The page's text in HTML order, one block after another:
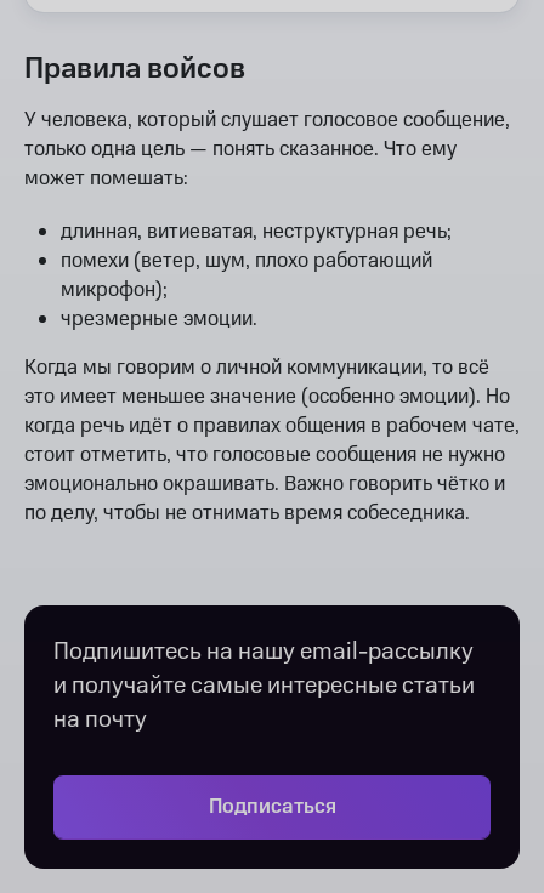
Правила войсов
У человека, который слушает голосовое сообщение,
только одна цель — понять сказанное. Что ему
может помешать:
длинная, витиеватая, неструктурная речь;
помехи (ветер, шум, плохо работающий
микрофон);
чрезмерные эмоции.
Когда мы говорим о личной коммуникации, то всё
это имеет меньшее значение (особенно эмоции). Но
когда речь идёт о правилах общения в рабочем чате,
стоит отметить, что голосовые сообщения не нужно
эмоционально окрашивать. Важно говорить чётко и
по делу, чтобы не отнимать время собеседника.
Подпишитесь на нашу email-рассылку
и получайте самые интересные статьи
на почту
Подписаться